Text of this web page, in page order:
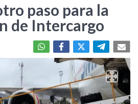
paso para la
de Intercargo